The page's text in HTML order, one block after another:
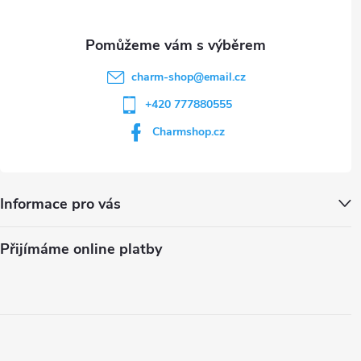
charm-shop@email.cz
+420 777880555
Charmshop.cz
Informace pro vás
Přijímáme online platby